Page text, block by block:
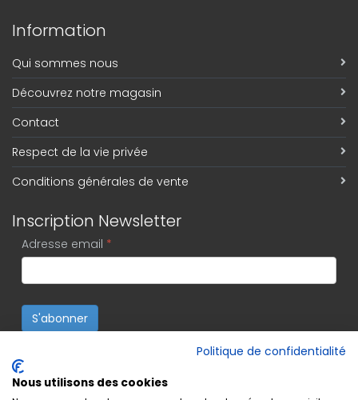
Information
Qui sommes nous
Découvrez notre magasin
Contact
Respect de la vie privée
Conditions générales de vente
Inscription Newsletter
Adresse email *
S'abonner
Politique de confidentialité
Nous utilisons des cookies